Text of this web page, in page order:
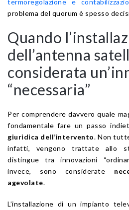
termoregolazione e
problema del quorum è spesso
Quando
dell’antenna
considerata
“necessaria”
Per comprendere davvero quale
fondamentale fare un passo
giuridica dell’intervento. Non
infatti, vengono trattate allo
distingue tra innovazioni
invece, sono considerate
agevolate.
L’installazione di un impianto